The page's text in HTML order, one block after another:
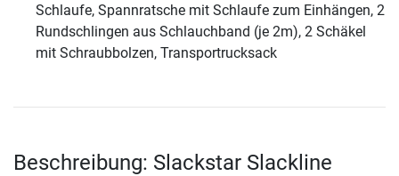
Schlaufe, Spannratsche mit Schlaufe zum Einhängen, 2
Rundschlingen aus Schlauchband (je 2m), 2 Schäkel
mit Schraubbolzen, Transportrucksack
Beschreibung: Slackstar Slackline